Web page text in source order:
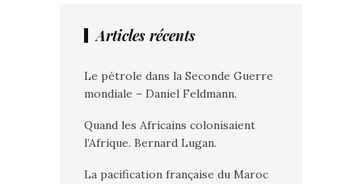
Articles récents
Le pétrole dans la Seconde Guerre
mondiale – Daniel Feldmann.
Quand les Africains colonisaient
l’Afrique. Bernard Lugan.
La pacification française du Maroc